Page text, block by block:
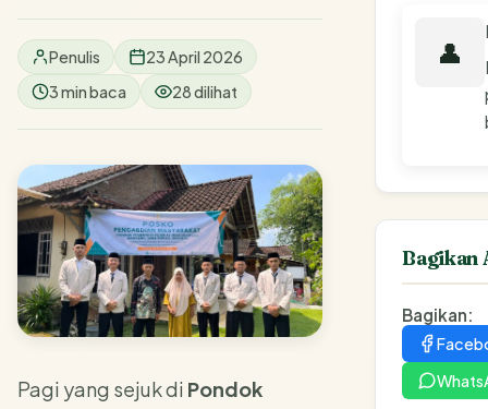
Penulis
23 April 2026
3 min baca
28 dilihat
Pagi yang sejuk di Pondok
👤
Bagikan
Bagikan: